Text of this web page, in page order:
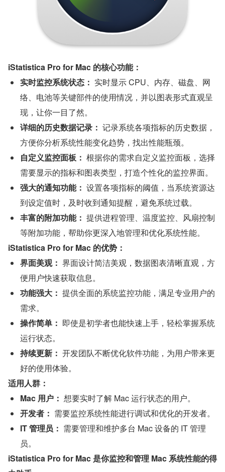
iStatistica Pro for Mac 的核心功能：
实时监控系统状态： 实时显示 CPU、内存、磁盘、网
络、电池等关键部件的使用情况，并以图表形式直观呈
现，让你一目了然。
详细的历史数据记录： 记录系统各项指标的历史数据，
方便你分析系统性能变化趋势，找出性能瓶颈。
自定义监控面板： 根据你的需求自定义监控面板，选择
需要显示的指标和图表类型，打造个性化的监控界面。
强大的通知功能： 设置各项指标的阈值，当系统资源达
到设定值时，及时收到通知提醒，避免系统过载。
丰富的附加功能： 提供进程管理、温度监控、风扇控制
等附加功能，帮助你更深入地管理和优化系统性能。
iStatistica Pro for Mac 的优势：
界面美观： 界面设计简洁美观，数据图表清晰直观，方
便用户快速获取信息。
功能强大： 提供全面的系统监控功能，满足专业用户的
需求。
操作简单： 即使是初学者也能快速上手，轻松掌握系统
运行状态。
持续更新： 开发团队不断优化软件功能，为用户带来更
好的使用体验。
适用人群：
Mac 用户： 想要实时了解 Mac 运行状态的用户。
开发者： 需要监控系统性能进行调试和优化的开发者。
IT 管理员： 需要管理和维护多台 Mac 设备的 IT 管理
员。
iStatistica Pro for Mac 是你监控和管理 Mac 系统性能的得